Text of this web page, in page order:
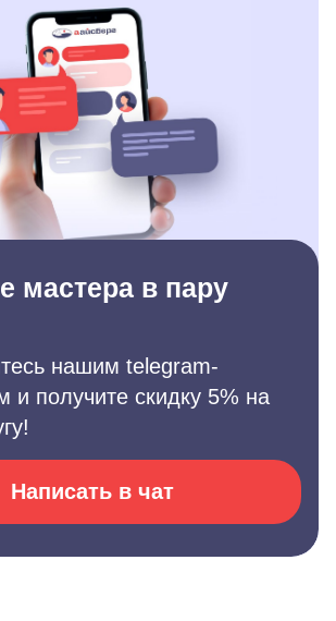
мастера в пару
нашим telegram-
и получите скидку 5% на
Написать в чат